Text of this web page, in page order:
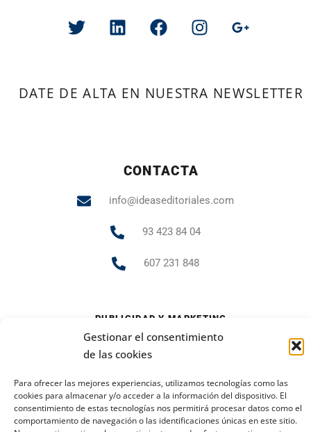
Gestionar el consentimiento
de las cookies
Para ofrecer las mejores experiencias, utilizamos tecnologías como las
cookies para almacenar y/o acceder a la información del dispositivo. El
consentimiento de estas tecnologías nos permitirá procesar datos como el
comportamiento de navegación o las identificaciones únicas en este sitio.
DATE DE ALTA EN NUESTRA NEWSLETTER
CONTACTA
info@ideaseditoriales.com
93 423 84 04
607 231 848
PUBLICIDAD Y MARKETING
Aviso Legal Política de cookies
Política de privacidad
2023 Todos los derechos reservados